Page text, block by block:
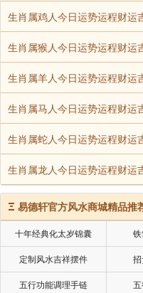
生肖属鸡人今日运势运程财运
生肖属猴人今日运势运程财运
生肖属羊人今日运势运程财运
生肖属马人今日运势运程财运
生肖属蛇人今日运势运程财运
生肖属龙人今日运势运程财运
Ξ 易德轩官方风水商城精品推
十年经典化太岁锦囊
定制风水吉祥摆件
五行功能调理手链